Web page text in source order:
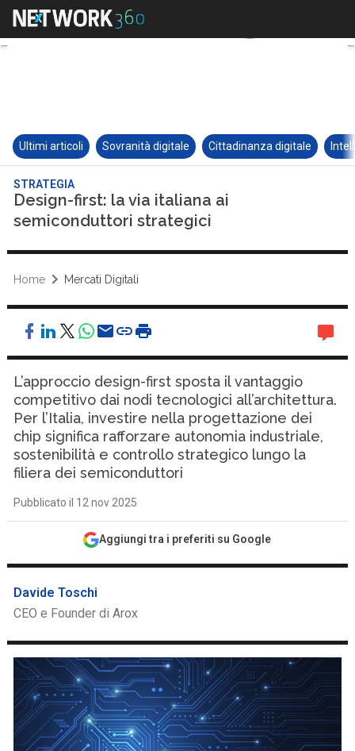
Ultimi articoli Sovranità digitale Cittadinanza digitale
STRATEGIA
Design-first: la via italiana ai
semiconduttori strategici
Home Mercati Digitali
L’approccio design-first sposta il vantaggio
competitivo dai nodi tecnologici all’architettura.
Per l’Italia, investire nella progettazione dei
chip significa rafforzare autonomia industriale,
sostenibilità e controllo strategico lungo la
filiera dei semiconduttori
Pubblicato il 12 nov 2025
Aggiungi tra i preferiti su Google
Davide Toschi
CEO e Founder di Arox